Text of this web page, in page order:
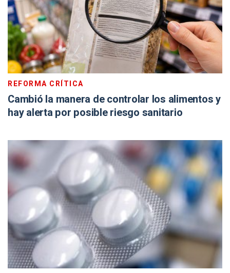
REFORMA CRÍTICA
Cambió la manera de controlar los alimentos y
hay alerta por posible riesgo sanitario